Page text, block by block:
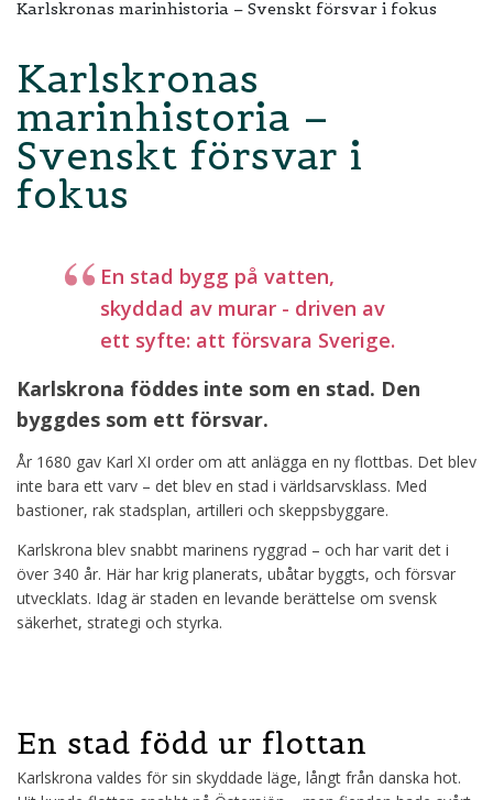
Karlskronas marinhistoria – Svenskt försvar i fokus
Karlskronas
marinhistoria –
Svenskt försvar i
fokus
En stad bygg på vatten,
skyddad av murar - driven av
ett syfte: att försvara Sverige.
Karlskrona föddes inte som en stad. Den
byggdes som ett försvar.
År 1680 gav Karl XI order om att anlägga en ny flottbas. Det blev
inte bara ett varv – det blev en stad i världsarvsklass. Med
bastioner, rak stadsplan, artilleri och skeppsbyggare.
Karlskrona blev snabbt marinens ryggrad – och har varit det i
över 340 år. Här har krig planerats, ubåtar byggts, och försvar
utvecklats. Idag är staden en levande berättelse om svensk
säkerhet, strategi och styrka.
En stad född ur flottan
Karlskrona valdes för sin skyddade läge, långt från danska hot.